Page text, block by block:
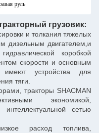
руль
грузовик:
и толкания тяжелых
дизельным двигателем,и
коробкой
скорости и основным
имеют устройства для
тяги.
тракторы SHACMAN
экономикой,
сетью
расход топлива,